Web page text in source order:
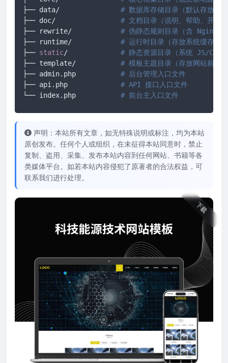
# 数据库存储目录（默认存放
# 文档目录（说明、帮助、开发
# 伪静态规则目录（含 Nginx/
# 运行时目录（存放系统缓存、
├── static
# 静态资源目录（系统 JS/CSS
# 模板主题目录（存放网站前端
# 后台管理入口文件
# API 接口入口文件
# 前台主入口文件
声明：本站所有文章，如无特殊说明或标注，均为本站
原创发布。任何个人或组织，在未征得本站同意时，禁止
复制、盗用、采集、发布本站内容到任何网站、书籍等各
类媒体平台。如若本站内容侵犯了原著者的合法权益，可
联系我们进行处理。
下载